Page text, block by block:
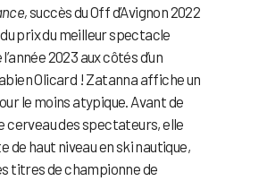
succès du Off d’Avignon 2022
prix du meilleur spectacle
2023 aux côtés d’un
Olicard ! Zatanna affiche un
le moins atypique. Avant de
cerveau des spectateurs, elle
de haut niveau en ski nautique,
titres de championne de